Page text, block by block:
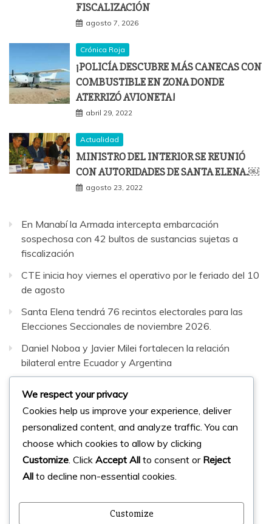
FISCALIZACIÓN
agosto 7, 2026
Crónica Roja
¡POLICÍA DESCUBRE MÁS CANECAS CON
COMBUSTIBLE EN ZONA DONDE
ATERRIZÓ AVIONETA!
abril 29, 2022
Actualidad
MINISTRO DEL INTERIOR SE REUNIÓ
CON AUTORIDADES DE SANTA ELENA.￼
agosto 23, 2022
En Manabí la Armada intercepta embarcación
sospechosa con 42 bultos de sustancias sujetas a
fiscalización
CTE inicia hoy viernes el operativo por le feriado del 10
de agosto
Santa Elena tendrá 76 recintos electorales para las
Elecciones Seccionales de noviembre 2026.
Daniel Noboa y Javier Milei fortalecen la relación
bilateral entre Ecuador y Argentina
desaparecidos tras viaje a Puerto López
Facebook
Instagram
Twitter
© 2023 Micharts. Todos los derechos reservados.
We respect your privacy
Cookies help us improve your experience, deliver
personalized content, and analyze traffic. You can
choose which cookies to allow by clicking
Customize . Click Accept All to consent or Reject
All to decline non-essential cookies.
Customize